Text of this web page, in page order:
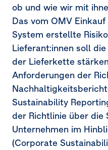
ob und wie wir mit
Das vom OMV
System erstellte
Lieferant:innen soll
der Lieferkette
Anforderungen der
Sustainability
der Richtlinie über
Unternehmen im
(Corporate